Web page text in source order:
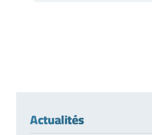
Actualités